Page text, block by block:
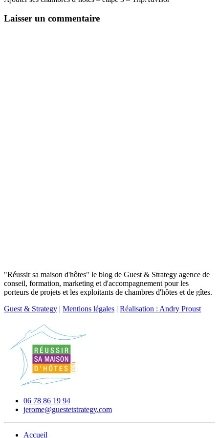
Laisser un commentaire
"Réussir sa maison d'hôtes" le blog de Guest & Strategy agence de
conseil, formation, marketing et d'accompagnement pour les
porteurs de projets et les exploitants de chambres d'hôtes et de gîtes.
Guest & Strategy | Mentions légales | Réalisation : Andry Proust
06 78 86 19 94
jerome@guestetstrategy.com
Accueil